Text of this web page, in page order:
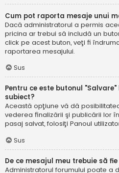
Cum pot raporta mesaje unui
Dacă administratorul a permis
pricina ar trebui să includă un
click pe acest buton, veţi fi
raportarea mesajului.
Sus
Pentru ce este butonul
subiect?
Această opţiune vă dă
vederea finalizării şi publicării lor
pasaj salvat, folosiţi Panoul
Sus
De ce mesajul meu trebuie să
Administratorul forumului poate a